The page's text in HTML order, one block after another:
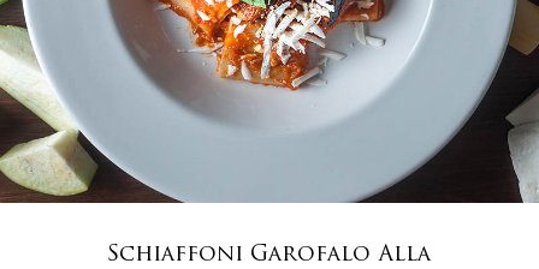
Schiaffoni Garofalo Alla